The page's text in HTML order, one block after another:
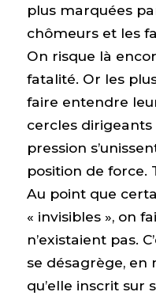
plus marquées
chômeurs et les
On risque là
fatalité. Or les
faire entendre
cercles
pression
position de force.
Au point que
« invisibles », on
n’existaient pas.
se désagrège, en
qu’elle inscrit sur